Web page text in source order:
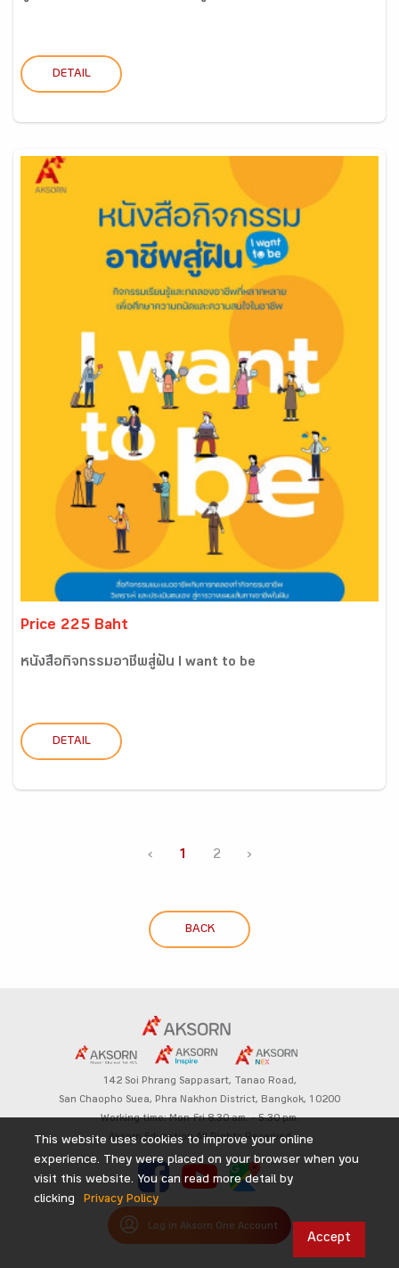
DETAIL
Price 225 Baht
หนังสือกิจกรรมอาชีพสู่ฝัน I want to be
DETAIL
‹ 1 2 ›
BACK
142 Soi Phrang Sappasart, Tanao Road,
San Chaopho Suea, Phra Nakhon District, Bangkok, 10200
Working time: Mon-Fri 8.30 am. – 5.30 pm.
Aksorn Education All Rights Reserved
Log in Aksorn One Account
This website uses cookies to improve your online
experience. They were placed on your browser when you
visit this website. You can read more detail by
clicking
Privacy Policy
Accept